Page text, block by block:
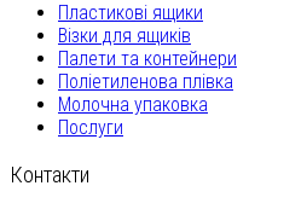
Пластикові ящики
Візки для ящиків
Палети та контейнери
Поліетиленова плівка
Молочна упаковка
Послуги
Контакти